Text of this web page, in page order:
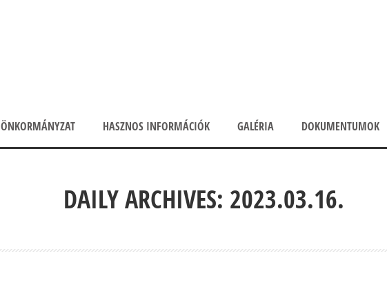
ÖNKORMÁNYZAT HASZNOS INFORMÁCIÓK GALÉRIA DOKUMENTUMOK
DAILY ARCHIVES: 2023.03.16.